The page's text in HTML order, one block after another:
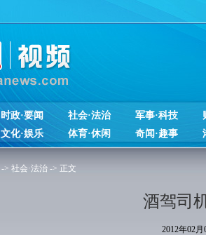
时政·要闻 社会·法治 军事·科技
文化·娱乐
体育·休闲 奇闻·趣事
-> 社会·法治 -> 正文
酒驾司
2012年02